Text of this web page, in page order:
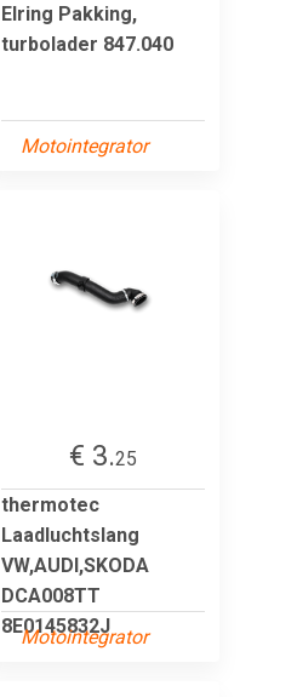
Elring Pakking,
turbolader 847.040
Motointegrator
€ 3.25
thermotec
Laadluchtslang
VW,AUDI,SKODA
DCA008TT
8E0145832J
Motointegrator